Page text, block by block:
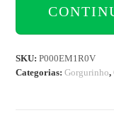
SKU:P000EM1R0V
Categorias:Gorgurinho,